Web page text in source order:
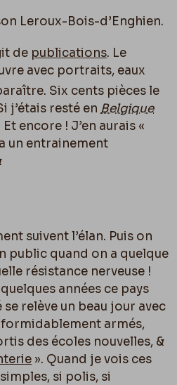
Leroux-Bois-d’Enghien.
de publications. Le
avec portraits, eaux
Six cents pièces le
j’étais resté en Belgique
encore ! J’en aurais «
un entrainement
suivent l’élan. Puis on
public quand on a quelque
résistance nerveuse !
années ce pays
relève un beau jour avec
armés,
des écoles nouvelles, &
». Quand je vois ces
si polis, si